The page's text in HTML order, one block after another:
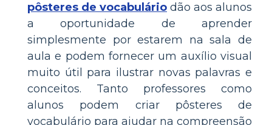
pôsteres de vocabulário dão aos alunos
a oportunidade de aprender
simplesmente por estarem na sala de
aula e podem fornecer um auxílio visual
muito útil para ilustrar novas palavras e
conceitos. Tanto professores como
alunos podem criar pôsteres de
vocabulário para ajudar na compreensão